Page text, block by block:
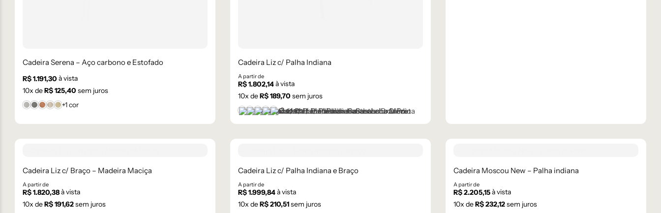
Cadeira Serena – Aço carbono e Estofado
R$1.191,30 à vista
10x deR$125,40 sem juros
Bouclê 1
Bouclê 2
Cartago
Facto 61
Linho 11
+1 cor
Cadeira Liz c/ Palha Indiana
A partir de
R$1.802,14à vista
10x deR$189,70 sem juros
Castanho
Castanho Médio
Laca Branco
Laca Cinza
Laca Preta
+2 cores
Cadeira Liz c/ Braço – Madeira Maciça
A partir de
R$1.820,38à vista
10x deR$191,62sem juros
Cadeira Liz c/ Palha Indiana e Braço
A partir de
R$1.999,84à vista
10x deR$210,51sem juros
Cadeira Moscou New – Palha indiana
A partir de
R$2.205,15à vista
10x deR$232,12sem juros